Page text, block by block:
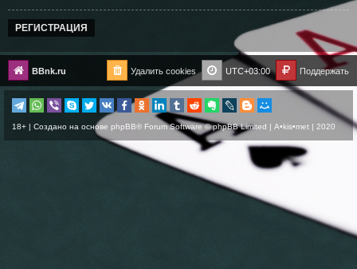
РЕГИСТРАЦИЯ
BBnk.ru Поддержать
UTC+03:00
Удалить cookies
18+ | Создано на основе phpBB® Forum Software © phpBB Limited | A•kis•met | 2020